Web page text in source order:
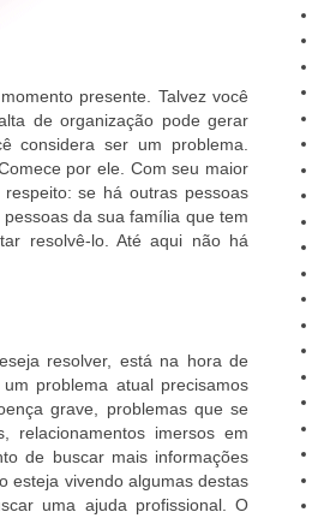
presente. Talvez você
de organização pode gerar
ser um problema.
por ele. Com seu maior
se há outras pessoas
da sua família que tem
resolvê-lo. Até aqui não há
resolver, está na hora de
problema atual precisamos
grave, problemas que se
relacionamentos imersos em
de buscar mais informações
esteja vivendo algumas destas
uma ajuda profissional. O